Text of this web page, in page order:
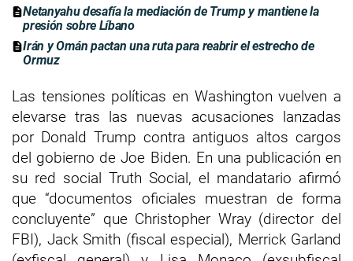
Netanyahu desafía la mediación de Trump y mantiene la
presión sobre Líbano
Irán y Omán pactan una ruta para reabrir el estrecho de
Ormuz
Las tensiones políticas en Washington vuelven a
elevarse tras las nuevas acusaciones lanzadas
por Donald Trump contra antiguos altos cargos
del gobierno de Joe Biden. En una publicación en
su red social Truth Social, el mandatario afirmó
que “documentos oficiales muestran de forma
concluyente” que Christopher Wray (director del
FBI), Jack Smith (fiscal especial), Merrick Garland